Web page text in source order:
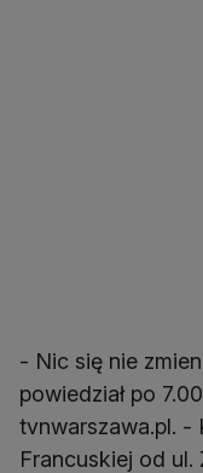
- Nic się nie
powiedział po
tvnwarszawa.pl. -
Francuskiej od